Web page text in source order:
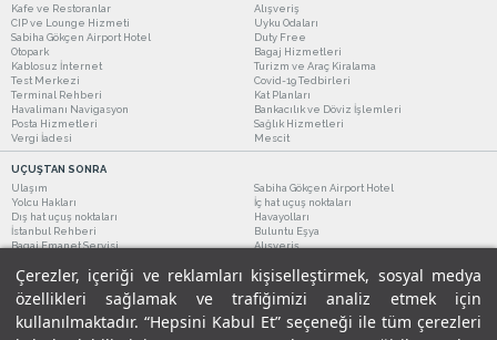
Çerezler, içeriği ve reklamları kişiselleştirmek, sosyal medya
özellikleri sağlamak ve trafiğimizi analiz etmek için
kullanılmaktadır. “Hepsini Kabul Et” seçeneği ile tüm çerezleri
Kafe ve Restoranlar
Alışveriş
CIP ve Lounge Hizmeti
Uyku Odaları
Sabiha Gökçen Airport Hotel
Duty Free
Otopark
Bagaj Hizmetleri
Kablosuz İnternet
Turizm ve Araç Kiralama
Test Merkezi
Covid-19 Tedbirleri
Terminal Rehberi
Kat Planları
Havalimanı Navigasyon
Bankacılık ve Döviz İşlemleri
Posta Hizmetleri
Sağlık Hizmetleri
Vergi İadesi
Mescit
UÇUŞTAN SONRA
Ulaşım
Sabiha Gökçen Airport Hotel
Yolcu Hakları
İç hat uçuş noktaları
Dış hat uçuş noktaları
Havayolları
İstanbul Rehberi
Buluntu Eşya
Bagaj Emanet Servisi
Alışveriş